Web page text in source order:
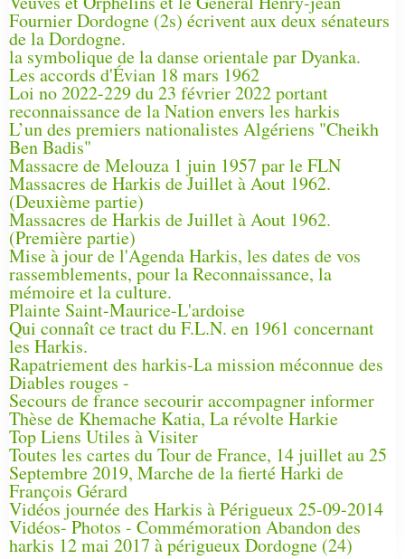
Fournier Dordogne (2s) écrivent aux deux sénateurs
de la Dordogne.
la symbolique de la danse orientale par Dyanka.
Les accords d'Évian 18 mars 1962
Loi no 2022-229 du 23 février 2022 portant
reconnaissance de la Nation envers les harkis
L’un des premiers nationalistes Algériens "Cheikh
Ben Badis"
Massacre de Melouza 1 juin 1957 par le FLN
Massacres de Harkis de Juillet à Aout 1962.
(Deuxième partie)
Massacres de Harkis de Juillet à Aout 1962.
(Première partie)
Mise à jour de l'Agenda Harkis, les dates de vos
rassemblements, pour la Reconnaissance, la
mémoire et la culture.
Plainte Saint-Maurice-L'ardoise
Qui connaît ce tract du F.L.N. en 1961 concernant
les Harkis.
Rapatriement des harkis-La mission méconnue des
Diables rouges -
Secours de france secourir accompagner informer
Thèse de Khemache Katia, La révolte Harkie
Top Liens Utiles à Visiter
Toutes les cartes du Tour de France, 14 juillet au 25
Septembre 2019, Marche de la fierté Harki de
François Gérard
Vidéos journée des Harkis à Périgueux 25-09-2014
Vidéos- Photos - Commémoration Abandon des
harkis 12 mai 2017 à périgueux Dordogne (24)